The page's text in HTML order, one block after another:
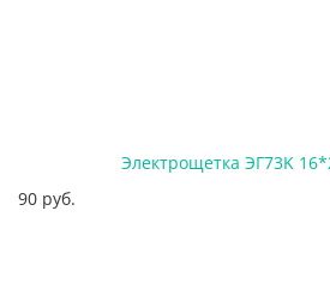
Электрощетка ЭГ73K
90 руб.